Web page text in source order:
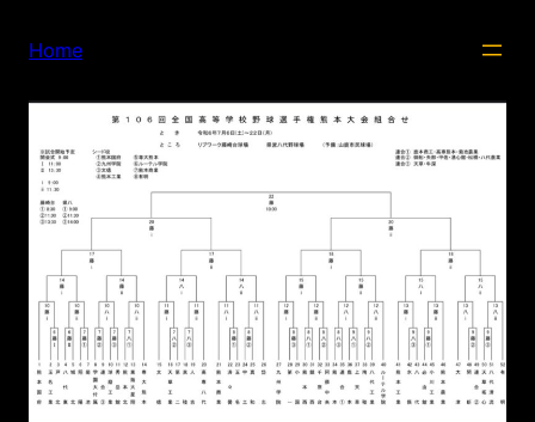
Home